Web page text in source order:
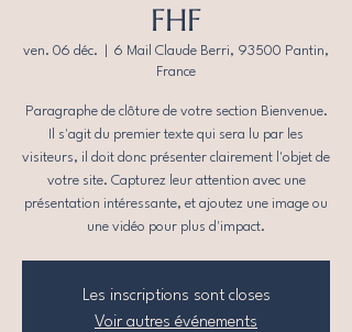
FHF
ven. 06 déc.
6 Mail Claude Berri, 93500 Pantin,
France
Paragraphe de clôture de votre section Bienvenue.
Il s'agit du premier texte qui sera lu par les
visiteurs, il doit donc présenter clairement l'objet de
votre site. Capturez leur attention avec une
présentation intéressante, et ajoutez une image ou
une vidéo pour plus d'impact.
Les inscriptions sont closes
Voir autres événements